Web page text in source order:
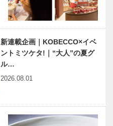
新連載企画｜KOBECCO×イベ
ントミツケタ!｜“大人”の夏グ
ル…
2026.08.01